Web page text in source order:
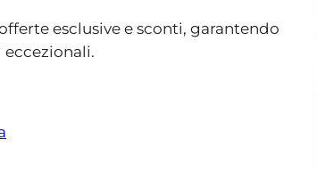
esclusive e sconti, garantendo